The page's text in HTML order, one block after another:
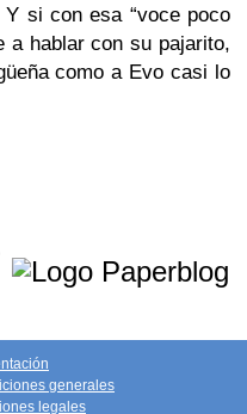
si con esa “voce poco
a hablar con su pajarito,
como a Evo casi lo
generales
legales